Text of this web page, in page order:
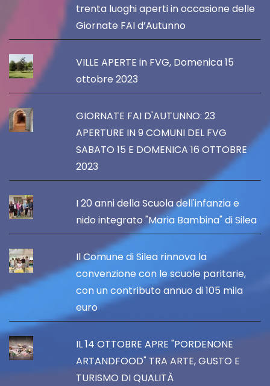
trenta luoghi aperti in occasione delle
Giornate FAI d’Autunno
VILLE APERTE in FVG, Domenica 15
ottobre 2023
GIORNATE FAI D'AUTUNNO: 23
APERTURE IN 9 COMUNI DEL FVG
SABATO 15 E DOMENICA 16 OTTOBRE
2023
I 20 anni della Scuola dell'infanzia e
nido integrato "Maria Bambina" di Silea
Il Comune di Silea rinnova la
convenzione con le scuole paritarie,
con un contributo annuo di 105 mila
euro
IL 14 OTTOBRE APRE "PORDENONE
ARTANDFOOD" TRA ARTE, GUSTO E
TURISMO DI QUALITÀ